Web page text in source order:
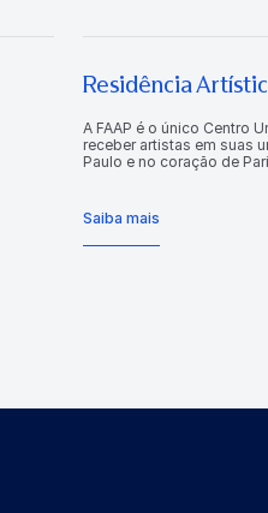
Residência
A FAAP é o único Centro
receber artistas em suas
Paulo e no coração de
Saiba mais